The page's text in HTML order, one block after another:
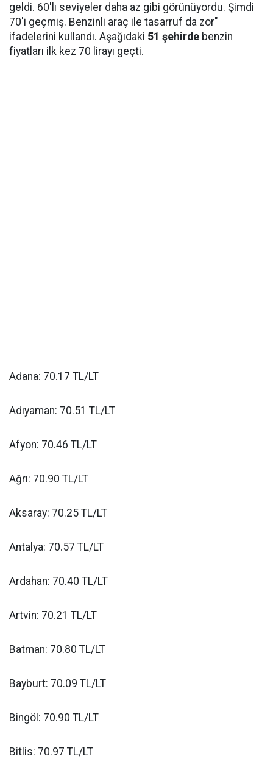
geldi. 60'lı seviyeler daha az gibi görünüyordu. Şimdi
70'i geçmiş. Benzinli araç ile tasarruf da zor"
ifadelerini kullandı. Aşağıdaki 51 şehirde benzin
fiyatları ilk kez 70 lirayı geçti.
Adana: 70.17 TL/LT
Adıyaman: 70.51 TL/LT
Afyon: 70.46 TL/LT
Ağrı: 70.90 TL/LT
Aksaray: 70.25 TL/LT
Antalya: 70.57 TL/LT
Ardahan: 70.40 TL/LT
Artvin: 70.21 TL/LT
Batman: 70.80 TL/LT
Bayburt: 70.09 TL/LT
Bingöl: 70.90 TL/LT
Bitlis: 70.97 TL/LT